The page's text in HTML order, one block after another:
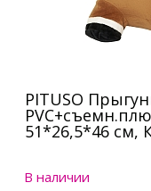
PITUSO
51*26,5*46 см,
В наличии